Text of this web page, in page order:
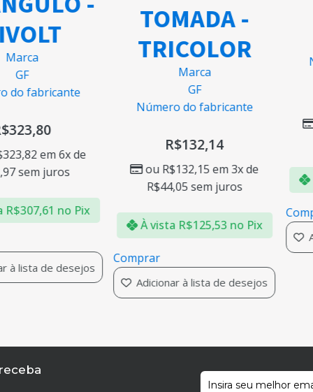
GF
fabricante
em 6x de
sem juros
307,61 no Pix
lista de desejos
TOMADA -
TRICOLOR
Marca
GF
Número do fabricante
R$132,14
ouR$132,15em 3x de
R$44,05sem juros
À vistaR$125,53no Pix
Comprar
Adicionar à lista de desejos
À